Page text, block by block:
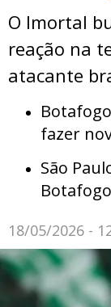
O Imortal
reação na
atacante
fazer
São
18/05/2026 -